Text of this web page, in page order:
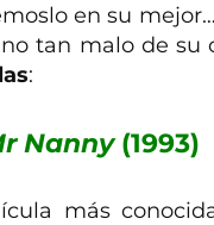
en su
tan malo de su
:
Nanny(1993)
más